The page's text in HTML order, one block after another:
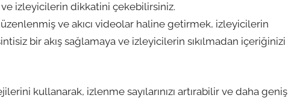
izleyicilerin dikkatini çekebilirsiniz.
ve akıcı videolar haline getirmek, izleyicilerin
bir akış sağlamaya ve izleyicilerin sıkılmadan içeriğinizi
kullanarak, izlenme sayılarınızı artırabilir ve daha geniş